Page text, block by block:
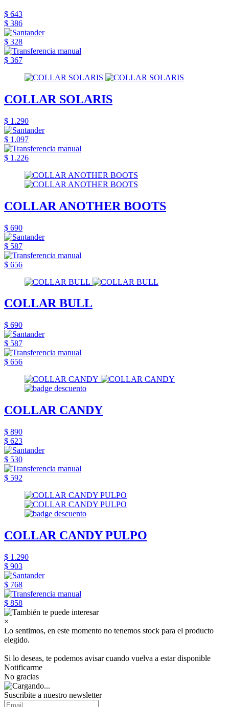
$ 643
$ 386
$ 328
$ 367
COLLAR SOLARIS
$ 1.290
$ 1.097
$ 1.226
COLLAR ANOTHER BOOTS
$ 690
$ 587
$ 656
COLLAR BULL
$ 690
$ 587
$ 656
COLLAR CANDY
$ 890
$ 623
$ 530
$ 592
COLLAR CANDY PULPO
$ 1.290
$ 903
$ 768
$ 858
×
Lo sentimos, en este momento no tenemos stock para el producto
elegido.
Si lo deseas, te podemos avisar cuando vuelva a estar disponible
Notificarme
No gracias
Suscribite a nuestro newsletter